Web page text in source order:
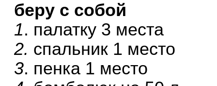
беру с собой
1. палатку 3 места
2. спальник 1 место
3. пенка 1 место